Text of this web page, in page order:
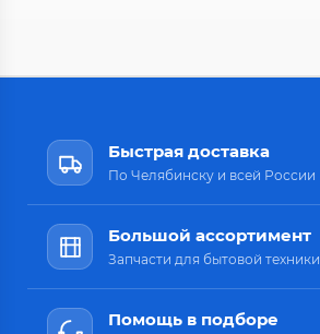
Быстрая доставка
По Челябинску и всей России
Большой ассортимент
Запчасти для бытовой техники
Помощь в подборе